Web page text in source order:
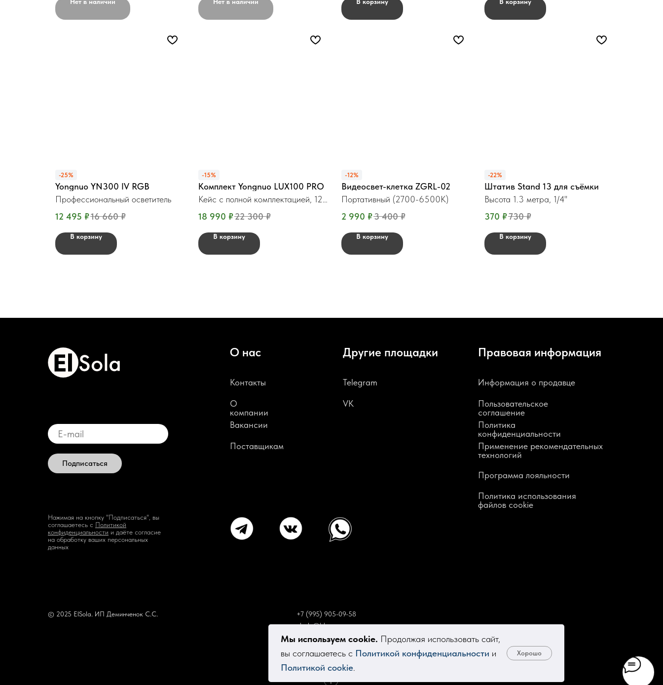
-25%
Yongnuo YN300 IV RGB
Профессиональный осветитель
12 495 ₽16 660 ₽
В корзину
-15%
Комплект Yongnuo LUX100 PRO
Кейс с полной комплектацией, 120
18 990 ₽22 300 ₽
В корзину
-12%
Видеосвет-клетка ZGRL-02
Портативный (2700-6500К)
2 990 ₽3 400 ₽
В корзину
-22%
Штатив Stand 13 для съёмки
Высота 1.3 метра, 1/4"
370 ₽730 ₽
В корзину
Мы используем cookie. Продолжая использовать сайт,
вы соглашаетесь с Политикой конфиденциальности и
Политикой cookie.
Хорошо
Подписаться
Нажимая на кнопку "Подписаться", вы
соглашаетесь с Политикой
конфиденциальности и даёте согласие
на обработку ваших персональных
данных
Пользовательское
соглашение
Политика
конфиденциальности
Программа лояльности
Политика использования
файлов cookie
elsola@bk.ru
Применение рекомендательных
технологий
Информация о продавце
Контакты
© 2025 ElSola. ИП Деминченок С.С.
Поставщикам
Вакансии
О
компании
Telegram
VK
Правовая информация
О нас Другие площадки
+7 (995) 905-09-58